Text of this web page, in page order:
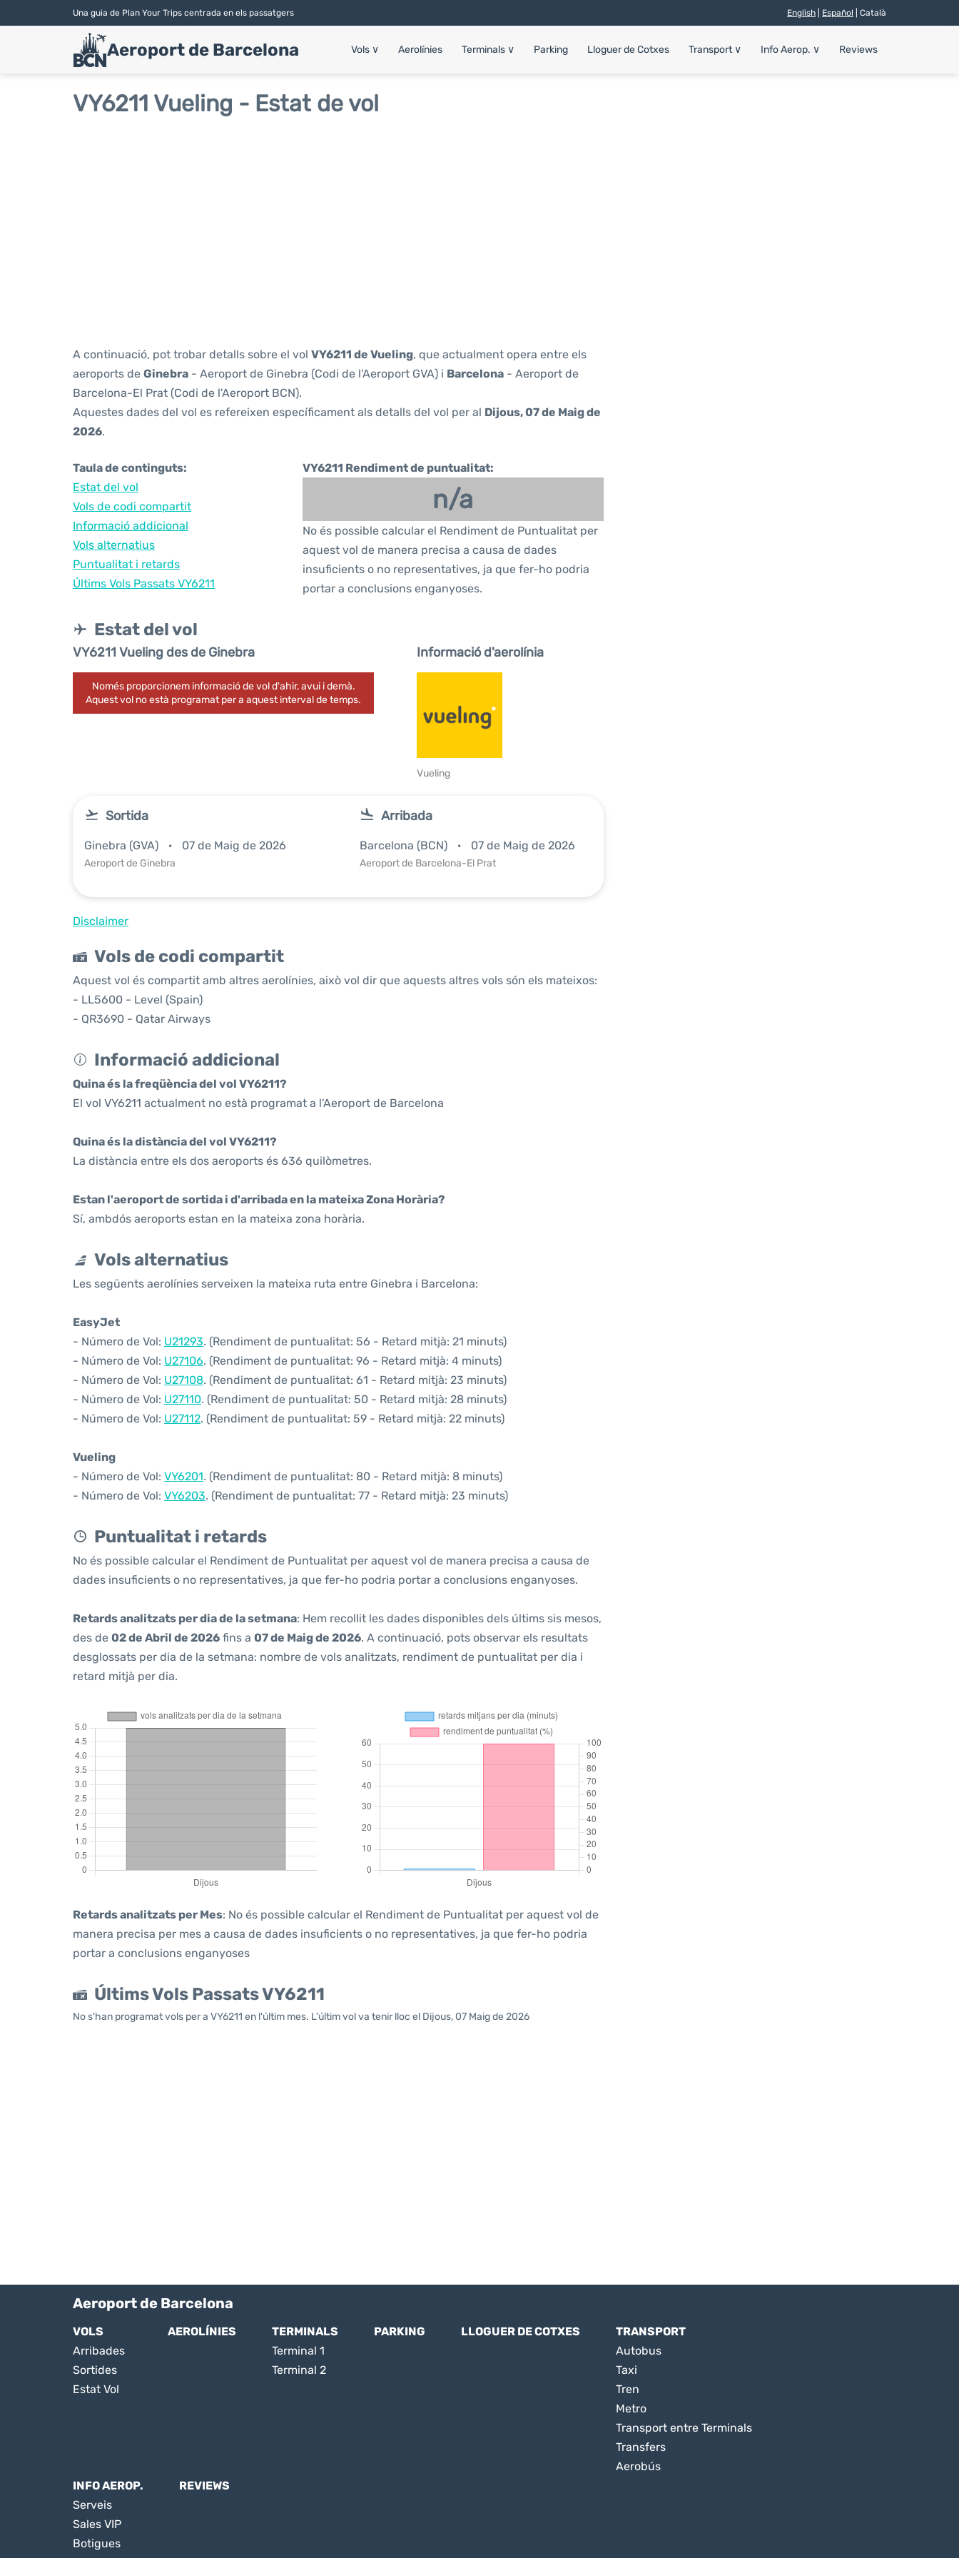
Una guia de Plan Your Trips centrada en els passatgers English Español | Català
Aeroport de Barcelona Vols ∨ Aerolínies Terminals ∨ Parking Lloguer de Cotxes Transport ∨ Info Aerop. ∨ Reviews
VY6211 Vueling - Estat de vol
A continuació, pot trobar detalls sobre el vol VY6211 de Vueling, que actualment opera entre els
aeroports de Ginebra - Aeroport de Ginebra (Codi de l'Aeroport GVA) i Barcelona - Aeroport de
Barcelona-El Prat (Codi de l'Aeroport BCN).
Aquestes dades del vol es refereixen específicament als detalls del vol per al Dijous, 07 de Maig de
2026.
Taula de continguts:
Estat del vol
Vols de codi compartit
Informació addicional
Vols alternatius
Puntualitat i retards
Últims Vols Passats VY6211
VY6211 Rendiment de puntualitat:
n/a
No és possible calcular el Rendiment de Puntualitat per
aquest vol de manera precisa a causa de dades
insuficients o no representatives, ja que fer-ho podria
portar a conclusions enganyoses.
Estat del vol
VY6211 Vueling des de Ginebra
Només proporcionem informació de vol d'ahir, avui i demà.
Aquest vol no està programat per a aquest interval de temps.
Informació d'aerolínia
Vueling
Sortida
Ginebra (GVA) 07 de Maig de 2026
Aeroport de Ginebra
Arribada
Barcelona (BCN) 07 de Maig de 2026
Aeroport de Barcelona-El Prat
Disclaimer
Vols de codi compartit
Aquest vol és compartit amb altres aerolínies, això vol dir que aquests altres vols són els mateixos:
- LL5600 - Level (Spain)
- QR3690 - Qatar Airways
Informació addicional
Quina és la freqüència del vol VY6211?
El vol VY6211 actualment no està programat a l'Aeroport de Barcelona
Quina és la distància del vol VY6211?
La distància entre els dos aeroports és 636 quilòmetres.
Estan l'aeroport de sortida i d'arribada en la mateixa Zona Horària?
Sí, ambdós aeroports estan en la mateixa zona horària.
Vols alternatius
Les següents aerolínies serveixen la mateixa ruta entre Ginebra i Barcelona:
EasyJet
- Número de Vol: U21293. (Rendiment de puntualitat: 56 - Retard mitjà: 21 minuts)
- Número de Vol: U27106. (Rendiment de puntualitat: 96 - Retard mitjà: 4 minuts)
- Número de Vol: U27108. (Rendiment de puntualitat: 61 - Retard mitjà: 23 minuts)
- Número de Vol: U27110. (Rendiment de puntualitat: 50 - Retard mitjà: 28 minuts)
- Número de Vol: U27112. (Rendiment de puntualitat: 59 - Retard mitjà: 22 minuts)
Vueling
- Número de Vol: VY6201. (Rendiment de puntualitat: 80 - Retard mitjà: 8 minuts)
- Número de Vol: VY6203. (Rendiment de puntualitat: 77 - Retard mitjà: 23 minuts)
Puntualitat i retards
No és possible calcular el Rendiment de Puntualitat per aquest vol de manera precisa a causa de
dades insuficients o no representatives, ja que fer-ho podria portar a conclusions enganyoses.
Retards analitzats per dia de la setmana: Hem recollit les dades disponibles dels últims sis mesos,
des de 02 de Abril de 2026 fins a 07 de Maig de 2026. A continuació, pots observar els resultats
desglossats per dia de la setmana: nombre de vols analitzats, rendiment de puntualitat per dia i
retard mitjà per dia.
Retards analitzats per Mes: No és possible calcular el Rendiment de Puntualitat per aquest vol de
manera precisa per mes a causa de dades insuficients o no representatives, ja que fer-ho podria
portar a conclusions enganyoses
Últims Vols Passats VY6211
No s'han programat vols per a VY6211 en l'últim mes. L'últim vol va tenir lloc el Dijous, 07 Maig de 2026
Aeroport de Barcelona
VOLS
Arribades
Sortides
Estat Vol
AEROLÍNIES
TERMINALS
Terminal 1
Terminal 2
PARKING LLOGUER DE COTXES
TRANSPORT
Autobus
Taxi
Tren
Metro
Transport entre Terminals
Transfers
Aerobús
INFO AEROP.
Serveis
Sales VIP
Botigues
REVIEWS